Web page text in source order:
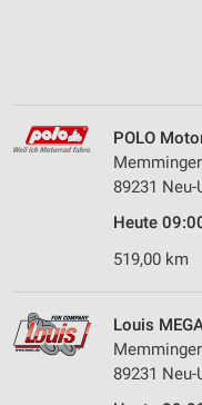
POLO
89231 Neu-
Heute
519,00 km
Louis
89231 Neu-